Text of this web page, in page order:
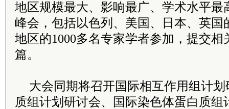
地区规模最大、影响最广、学术水平最
峰会，包括以色列、美国、日本、英国
地区的1000多名专家学者参加，提交相
篇。
大会同期将召开国际相互作用组计
质组计划研讨会、国际染色体蛋白质组